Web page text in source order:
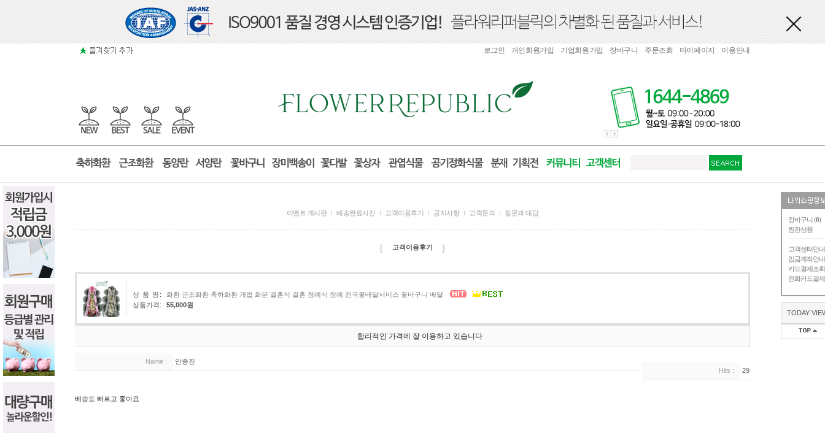
장바구니 (0)
찜한상품
고객센터안내
입금계좌안내
카드결제조회
전화카드결제
TODAY
로그인 개인회원가입 기업회원가입 장바구니 주문조회 마이페이지 이용안내
이벤트 게시판 배송완료사진 고객이용후기 공지사항 고객문의 질문과 대답
[ 고객이용후기 ]
상 품 명:
화환 근조화환 축하화환 개업 화분 결혼식 결혼 장례식 장례 전국꽃배달서비스 꽃바구니 배달
상품가격:
55,000원
합리적인 가격에 잘 이용하고 있습니다
Name :
안종진
Hits :
29
배송도 빠르고 좋아요